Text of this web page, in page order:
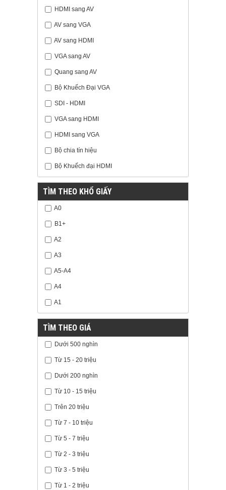
HDMI sang AV
AV sang VGA
AV sang HDMI
VGA sang AV
Quang sang AV
Bộ Khuếch Đại VGA
SDI - HDMI
VGA sang HDMI
HDMI sang VGA
Bộ chia tín hiệu
Bộ Khuếch đại HDMI
TÌM THEO KHỔ GIẤY
A0
B1+
A2
A3
A5-A4
A4
A1
TÌM THEO GIÁ
Dưới 500 nghìn
Từ 15 - 20 triệu
Dưới 200 nghìn
Từ 10 - 15 triệu
Trên 20 triệu
Từ 7 - 10 triệu
Từ 5 - 7 triệu
Từ 2 - 3 triệu
Từ 3 - 5 triệu
Từ 1 - 2 triệu